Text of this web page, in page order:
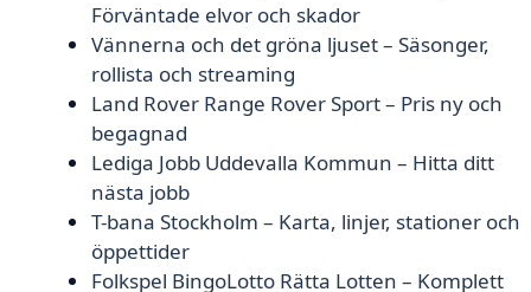
Förväntade elvor och skador
Vännerna och det gröna ljuset – Säsonger,
rollista och streaming
Land Rover Range Rover Sport – Pris ny och
begagnad
Lediga Jobb Uddevalla Kommun – Hitta ditt
nästa jobb
T-bana Stockholm – Karta, linjer, stationer och
öppettider
Folkspel BingoLotto Rätta Lotten – Komplett